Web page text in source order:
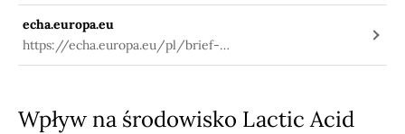
echa.europa.eu
https://echa.europa.eu/pl/brief-
profile/-/briefprofile/100.000.017
Wpływ na środowisko Lactic Acid